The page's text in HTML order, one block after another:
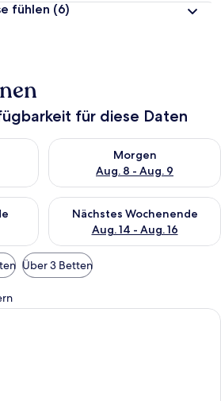
fühlen (6)
für diese Daten
für heute Nacht, Aug. 7 - Aug. 8.
Morgen
Aug. 8 - Aug. 9
Überprüfe die Verfügbarkeit
für dieses Wochenende, Aug. 7
Nächstes Wochenende
Aug. 14 - Aug. 16
Überprüfe die Verfügbarkeit
Über 3 Betten
Ein Zimmer mit einem schlichten